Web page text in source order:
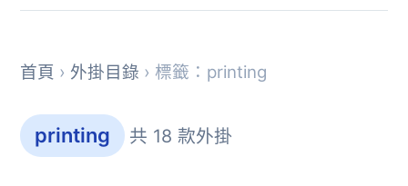
首頁 › 外掛目錄 › 標籤：printing
printing 共 18 款外掛